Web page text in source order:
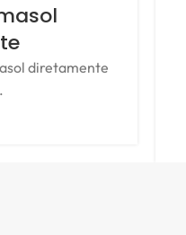
diretamente